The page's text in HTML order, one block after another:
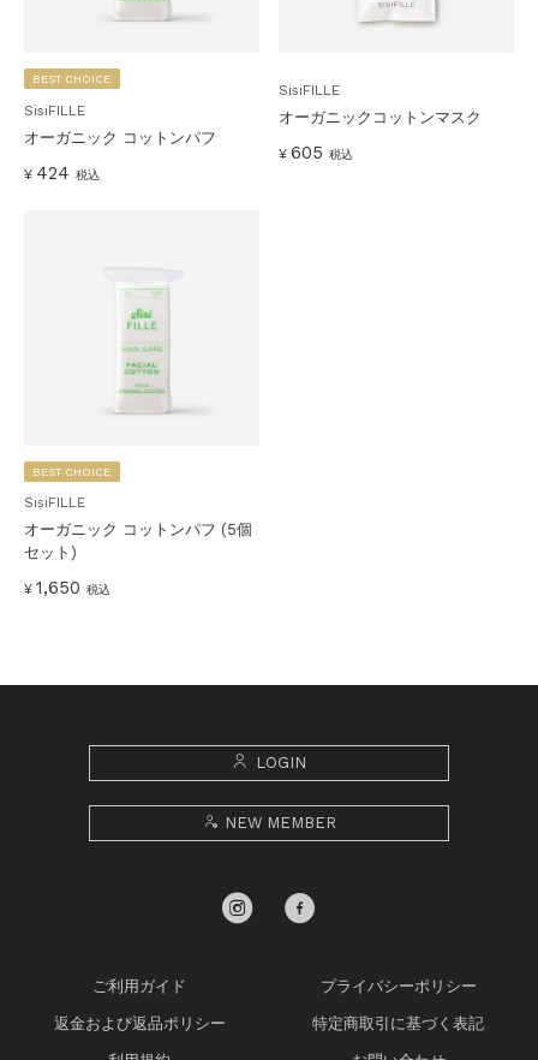
BEST CHOICE
SisiFILLE
オーガニック コットンパフ
¥ 424 税込
SisiFILLE
オーガニックコットンマスク
¥ 605 税込
BEST CHOICE
SisiFILLE
オーガニック コットンパフ (5個
セット)
¥ 1,650 税込
LOGIN
NEW MEMBER
ご利用ガイド プライバシーポリシー
返金および返品ポリシー 特定商取引に基づく表記